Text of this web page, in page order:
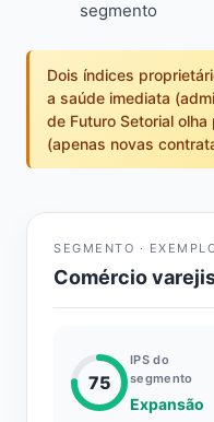
segmento
Dois índices
a saúde imediata
de Futuro Setorial
(apenas novas
SEGMENTO ·
Comércio
75
IPS do
segmento
Expansão